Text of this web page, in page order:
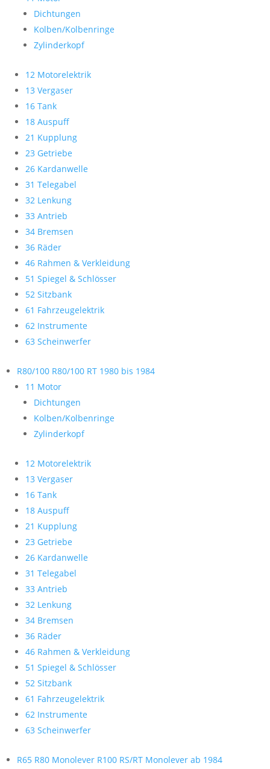
Dichtungen
Kolben/Kolbenringe
Zylinderkopf
12 Motorelektrik
13 Vergaser
16 Tank
18 Auspuff
21 Kupplung
23 Getriebe
26 Kardanwelle
31 Telegabel
32 Lenkung
33 Antrieb
34 Bremsen
36 Räder
46 Rahmen & Verkleidung
51 Spiegel & Schlösser
52 Sitzbank
61 Fahrzeugelektrik
62 Instrumente
63 Scheinwerfer
R80/100 R80/100 RT 1980 bis 1984
11 Motor
Dichtungen
Kolben/Kolbenringe
Zylinderkopf
12 Motorelektrik
13 Vergaser
16 Tank
18 Auspuff
21 Kupplung
23 Getriebe
26 Kardanwelle
31 Telegabel
33 Antrieb
32 Lenkung
34 Bremsen
36 Räder
46 Rahmen & Verkleidung
51 Spiegel & Schlösser
52 Sitzbank
61 Fahrzeugelektrik
62 Instrumente
63 Scheinwerfer
R65 R80 Monolever R100 RS/RT Monolever ab 1984